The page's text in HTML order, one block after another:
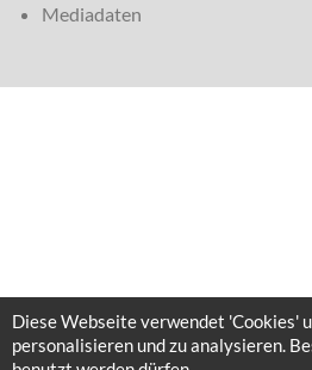
Mediadaten
Diese Webseite verwendet 'Cookies'
personalisieren und zu analysieren.